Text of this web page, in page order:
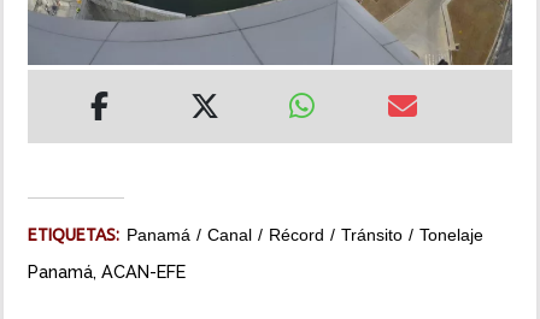
IMPRESO
ETIQUETAS: Panamá Canal Récord Tránsito Tonelaje
Panamá, ACAN-EFE